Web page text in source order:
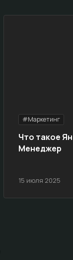
#Маркетинг
15 июля 2025
Что такое
Менеджер